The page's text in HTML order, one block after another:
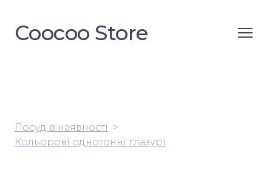
Coocoo Store
Посуд в наявності
Кольорові однотонні глазурі